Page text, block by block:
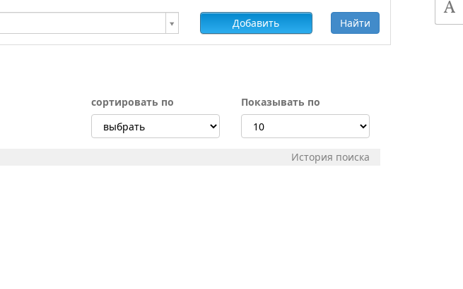
Добавить Найти
сортировать по Показывать по
История поиска